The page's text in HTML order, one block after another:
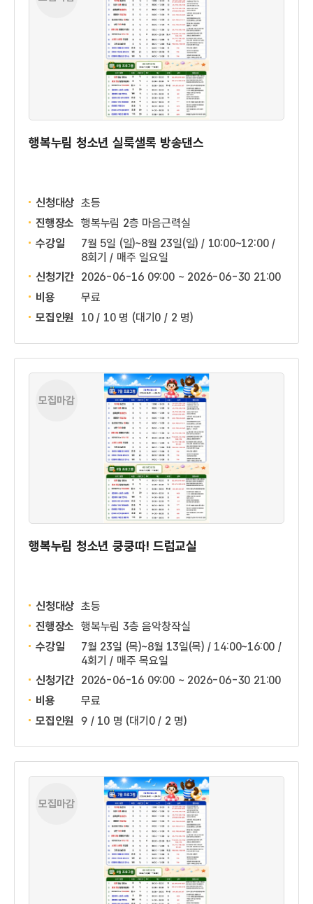
행복누림 청소년 실룩샐록 방송댄스
신청대상 초등
진행장소 행복누림 2층 마음근력실
수강일
7월 5일 (일)~8월 23일(일) / 10:00~12:00 /
8회기 / 매주 일요일
신청기간 2026-06-16 09:00 ~ 2026-06-30 21:00
비용
무료
모집인원
10 / 10 명 (대기0 / 2 명)
모집마감
행복누림 청소년 쿵쿵따! 드럼교실
신청대상 초등
진행장소 행복누림 3층 음악창작실
수강일
7월 23일 (목)~8월 13일(목) / 14:00~16:00 /
4회기 / 매주 목요일
신청기간 2026-06-16 09:00 ~ 2026-06-30 21:00
비용
무료
모집인원
9 / 10 명 (대기0 / 2 명)
모집마감